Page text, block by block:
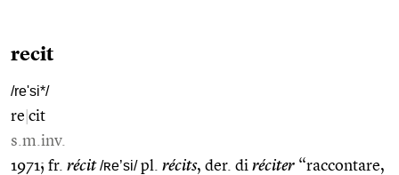
recit
/re'si*/
re cit
s.m.inv.
1971; fr. récit /ʀe’si/pl. récits, der. di réciter “raccontare,